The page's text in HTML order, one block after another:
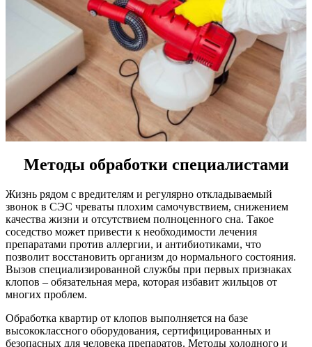
Методы обработки специалистами
Жизнь рядом с вредителям и регулярно откладываемый
звонок в СЭС чреваты плохим самочувствием, снижением
качества жизни и отсутствием полноценного сна. Такое
соседство может привести к необходимости лечения
препаратами против аллергии, и антибиотиками, что
позволит восстановить организм до нормального состояния.
Вызов специализированной службы при первых признаках
клопов – обязательная мера, которая избавит жильцов от
многих проблем.
Обработка квартир от клопов выполняется на базе
высококлассного оборудования, сертифицированных и
безопасных для человека препаратов. Методы холодного и